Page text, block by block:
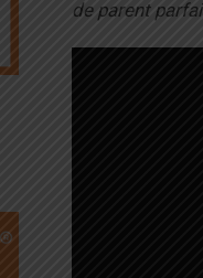
de parent